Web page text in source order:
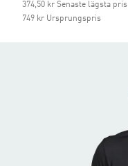
374,50 kr Senaste lägsta pris
749 kr Ursprungspris